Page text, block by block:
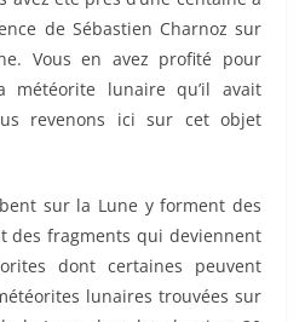
de Sébastien Charnoz sur
Vous en avez profité pour
météorite lunaire qu’il avait
revenons ici sur cet objet
sur la Lune y forment des
des fragments qui deviennent
dont certaines peuvent
lunaires trouvées sur